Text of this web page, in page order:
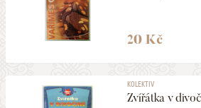
20 Kč
KOLEKTIV
Zvířátka v